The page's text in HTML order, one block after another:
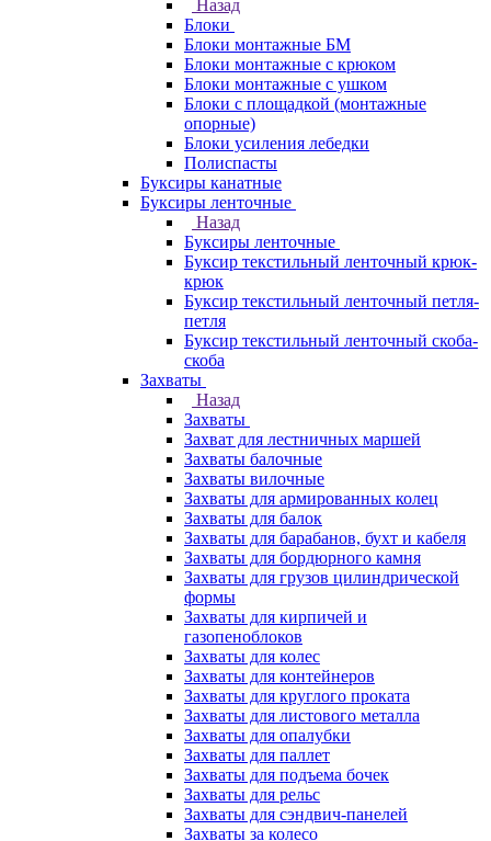
Назад
Блоки
Блоки монтажные БМ
Блоки монтажные с крюком
Блоки монтажные с ушком
Блоки с площадкой (монтажные
опорные)
Блоки усиления лебедки
Полиспасты
Буксиры канатные
Буксиры ленточные
Назад
Буксиры ленточные
Буксир текстильный ленточный крюк-
крюк
Буксир текстильный ленточный петля-
петля
Буксир текстильный ленточный скоба-
скоба
Захваты
Назад
Захваты
Захват для лестничных маршей
Захваты балочные
Захваты вилочные
Захваты для армированных колец
Захваты для балок
Захваты для барабанов, бухт и кабеля
Захваты для бордюрного камня
Захваты для грузов цилиндрической
формы
Захваты для кирпичей и
газопеноблоков
Захваты для колес
Захваты для контейнеров
Захваты для круглого проката
Захваты для листового металла
Захваты для опалубки
Захваты для паллет
Захваты для подъема бочек
Захваты для рельс
Захваты для сэндвич-панелей
Захваты за колесо